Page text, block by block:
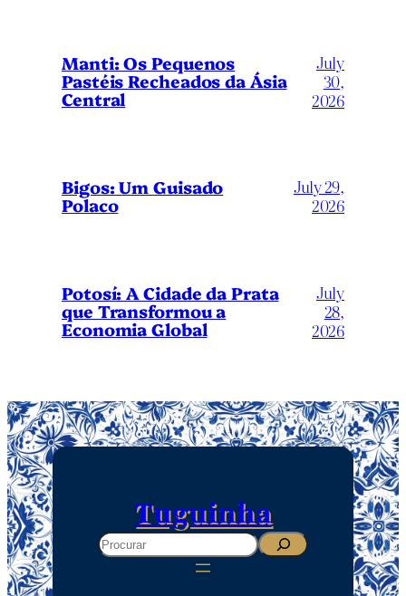
Manti: Os Pequenos
Pastéis Recheados da Ásia
Central
July
30,
2026
Bigos: Um Guisado
Polaco
July 29,
2026
Potosí: A Cidade da Prata
que Transformou a
Economia Global
July
28,
2026
Tuguinha
Search